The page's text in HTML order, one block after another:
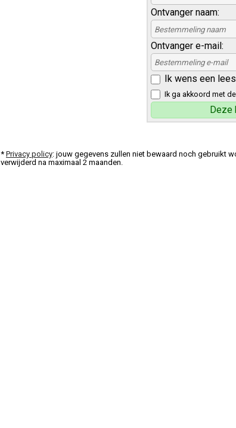
Ontvanger naam:
Ontvanger e-mail:
Ik wens een
Ik ga akkoord met
* Privacy policy: jouw gegevens zullen niet bewaard noch gebruikt
verwijderd na maximaal 2 maanden.